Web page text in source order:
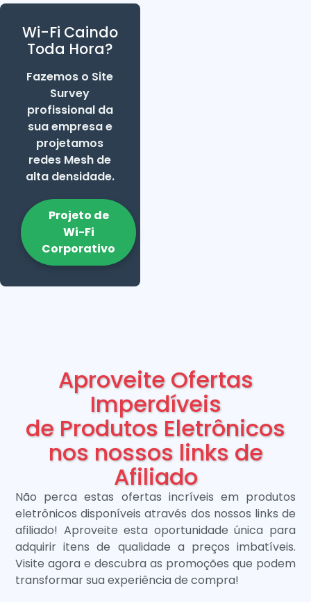
Wi-Fi Caindo
Toda Hora?
Fazemos o Site
Survey
profissional da
sua empresa e
projetamos
redes Mesh de
alta densidade.
Projeto de
Wi-Fi
Corporativo
Aproveite Ofertas
Imperdíveis
de Produtos Eletrônicos
nos nossos links de
Afiliado
Não perca estas ofertas incríveis em produtos
eletrônicos disponíveis através dos nossos links de
afiliado! Aproveite esta oportunidade única para
adquirir itens de qualidade a preços imbatíveis.
Visite agora e descubra as promoções que podem
transformar sua experiência de compra!